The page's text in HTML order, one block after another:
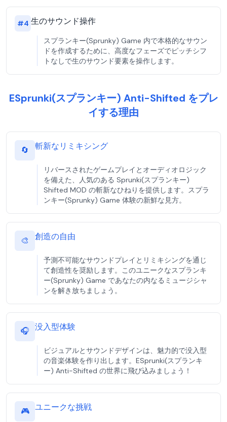
#4 生のサウンド操作
スプランキー(Sprunky) Game 内で本格的なサウン
ドを作成するために、高度なフェーズでピッチシフ
トなしで生のサウンド要素を操作します。
ESprunki(スプランキー) Anti-Shifted をプレ
イする理由
🔄 斬新なリミキシング
リバースされたゲームプレイとオーディオロジック
を備えた、人気のある Sprunki(スプランキー)
Shifted MOD の斬新なひねりを提供します。スプラ
ンキー(Sprunky) Game 体験の新鮮な見方。
🎨 創造の自由
予測不可能なサウンドプレイとリミキシングを通じ
て創造性を奨励します。このユニークなスプランキ
ー(Sprunky) Game であなたの内なるミュージシャ
ンを解き放ちましょう。
🎧 没入型体験
ビジュアルとサウンドデザインは、魅力的で没入型
の音楽体験を作り出します。ESprunki(スプランキ
ー) Anti-Shifted の世界に飛び込みましょう！
🎮 ユニークな挑戦